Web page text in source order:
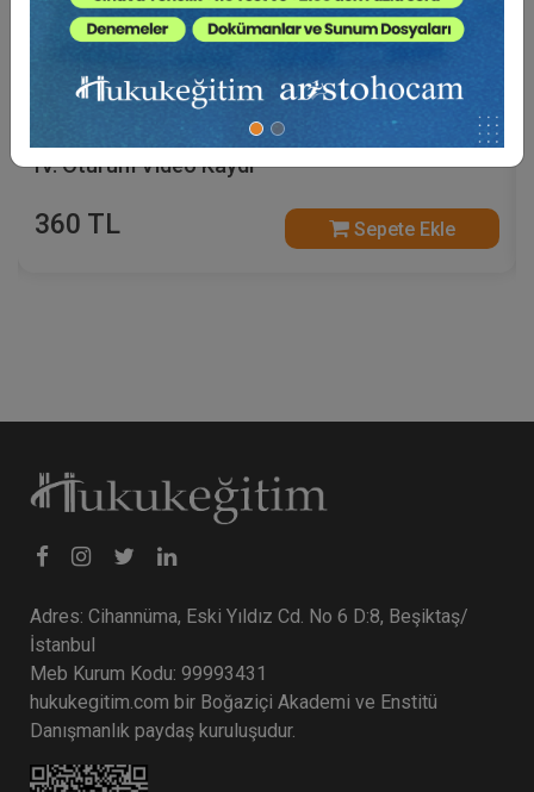
Sosyal Güvenlik Hukuku - V. İş Hukuku Kongresi -
IV. Oturum Video Kaydı
360 TL Sepete Ekle
Adres: Cihannüma, Eski Yıldız Cd. No 6 D:8, Beşiktaş/
İstanbul
Meb Kurum Kodu: 99993431
hukukegitim.com bir Boğaziçi Akademi ve Enstitü
Danışmanlık paydaş kuruluşudur.